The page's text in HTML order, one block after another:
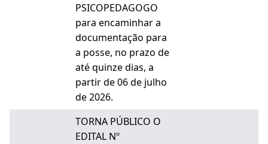
PSICOPEDAGOGO
para encaminhar a
documentação para
a posse, no prazo de
até quinze dias, a
partir de 06 de julho
de 2026.
TORNA PÚBLICO O
EDITAL Nº